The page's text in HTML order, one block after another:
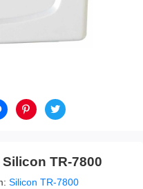
TR-7800
Silicon TR-7800